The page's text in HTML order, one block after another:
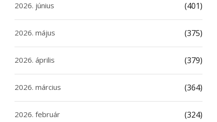
2026. június (401)
2026. május (375)
2026. április (379)
2026. március (364)
2026. február (324)